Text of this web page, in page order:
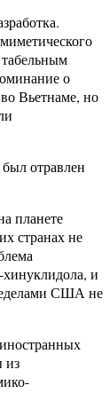
о
Вьетнаме, но
отравлен
планете
странах не
и
США не
из